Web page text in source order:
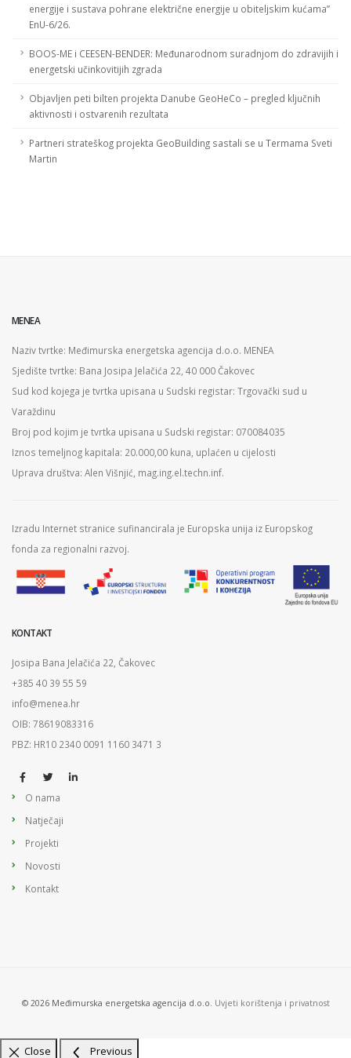
energije i sustava pohrane električne energije u obiteljskim kućama”
EnU-6/26.
BOOS-ME i CEESEN-BENDER: Međunarodnom suradnjom do zdravijih i
energetski učinkovitijih zgrada
Objavljen peti bilten projekta Danube GeoHeCo – pregled ključnih
aktivnosti i ostvarenih rezultata
Partneri strateškog projekta GeoBuilding sastali se u Termama Sveti
Martin
MENEA
Naziv tvrtke: Međimurska energetska agencija d.o.o. MENEA
Sjedište tvrtke: Bana Josipa Jelačića 22, 40 000 Čakovec
Sud kod kojega je tvrtka upisana u Sudski registar: Trgovački sud u
Varaždinu
Broj pod kojim je tvrtka upisana u Sudski registar: 070084035
Iznos temeljnog kapitala: 20.000,00 kuna, uplaćen u cijelosti
Uprava društva: Alen Višnjić, mag.ing.el.techn.inf.
Izradu Internet stranice sufinancirala je Europska unija iz Europskog
fonda za regionalni razvoj.
KONTAKT
Josipa Bana Jelačića 22, Čakovec
+385 40 39 55 59
info@menea.hr
OIB: 78619083316
PBZ: HR10 2340 0091 1160 3471 3
O nama
Natječaji
Projekti
Novosti
Kontakt
© 2026 Međimurska energetska agencija d.o.o. Uvjeti korištenja i privatnost
Close Previous